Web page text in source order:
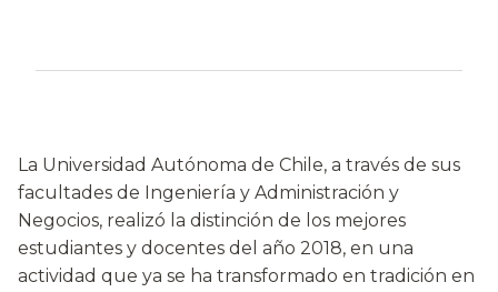
La Universidad Autónoma de Chile, a través de sus
facultades de Ingeniería y Administración y
Negocios, realizó la distinción de los mejores
estudiantes y docentes del año 2018, en una
actividad que ya se ha transformado en tradición en